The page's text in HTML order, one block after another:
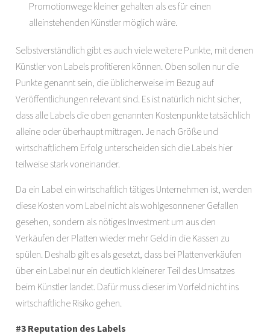
Promotionwege kleiner gehalten als es für einen
alleinstehenden Künstler möglich wäre.
Selbstverständlich gibt es auch viele weitere Punkte, mit denen
Künstler von Labels profitieren können. Oben sollen nur die
Punkte genannt sein, die üblicherweise im Bezug auf
Veröffentlichungen relevant sind. Es ist natürlich nicht sicher,
dass alle Labels die oben genannten Kostenpunkte tatsächlich
alleine oder überhaupt mittragen. Je nach Größe und
wirtschaftlichem Erfolg unterscheiden sich die Labels hier
teilweise stark voneinander.
Da ein Label ein wirtschaftlich tätiges Unternehmen ist, werden
diese Kosten vom Label nicht als wohlgesonnener Gefallen
gesehen, sondern als nötiges Investment um aus den
Verkäufen der Platten wieder mehr Geld in die Kassen zu
spülen. Deshalb gilt es als gesetzt, dass bei Plattenverkäufen
über ein Label nur ein deutlich kleinerer Teil des Umsatzes
beim Künstler landet. Dafür muss dieser im Vorfeld nicht ins
wirtschaftliche Risiko gehen.
#3 Reputation des Labels